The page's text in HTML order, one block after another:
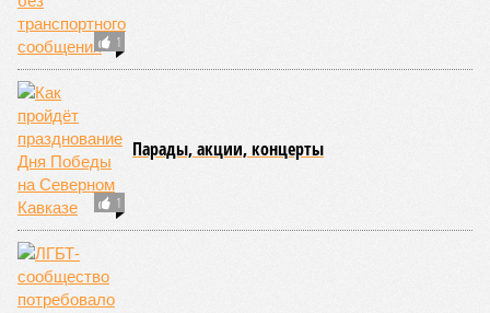
сообщение с семью сёлами по временной схеме. В
Унцукульском районе движение по-прежнему полностью
перекрыто на автомобильной дороге «Араканская
площадка – Унцукуль – Сагринский мост», при этом
организованы объездные маршруты, а непосредственно к
аварийно-восстановительным работам рассчитывают
приступить только после существенного снижения напора
воды, сбрасываемой из штольни Ирганайской ГЭС,
ориентировочно к 15 августа.
В Чародинском районе на дороге «Цуриб – Арчиб»
транспортное сообщение с 18 населёнными пунктами было
восстановлено по временной схеме, однако подъездные
пути к двум селам всё ещё остаются заблокированными.